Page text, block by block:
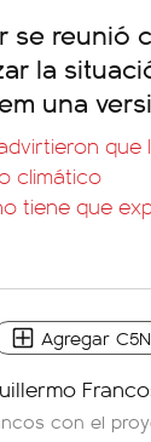
se reunió
la
una
climático
tiene que
Agregar
con el